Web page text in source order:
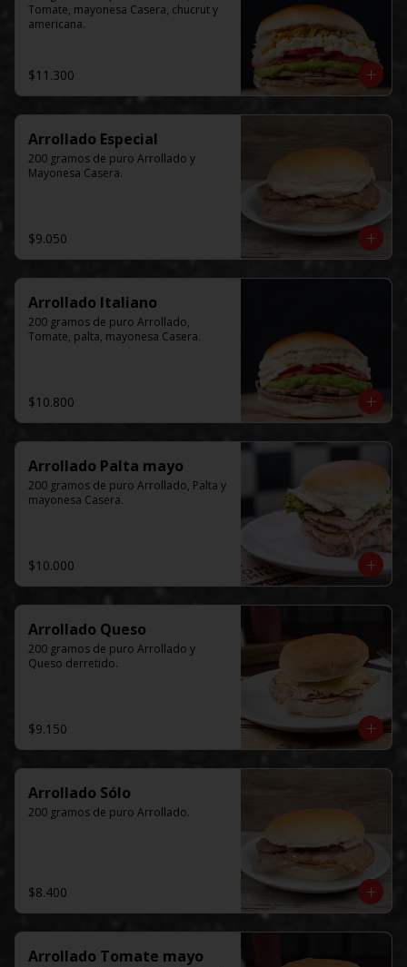
Tomate, mayonesa Casera, chucrut y
americana.
$11.300
Arrollado Especial
200 gramos de puro Arrollado y
Mayonesa Casera.
$9.050
Arrollado Italiano
200 gramos de puro Arrollado,
Tomate, palta, mayonesa Casera.
$10.800
Arrollado Palta mayo
200 gramos de puro Arrollado, Palta y
mayonesa Casera.
$10.000
Arrollado Queso
200 gramos de puro Arrollado y
Queso derretido.
$9.150
Arrollado Sólo
200 gramos de puro Arrollado.
$8.400
Arrollado Tomate mayo